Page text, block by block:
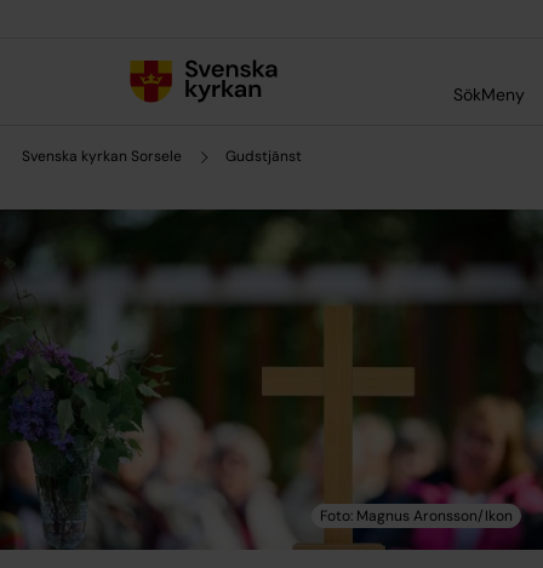
SökMeny
Svenska kyrkan Sorsele Gudstjänst